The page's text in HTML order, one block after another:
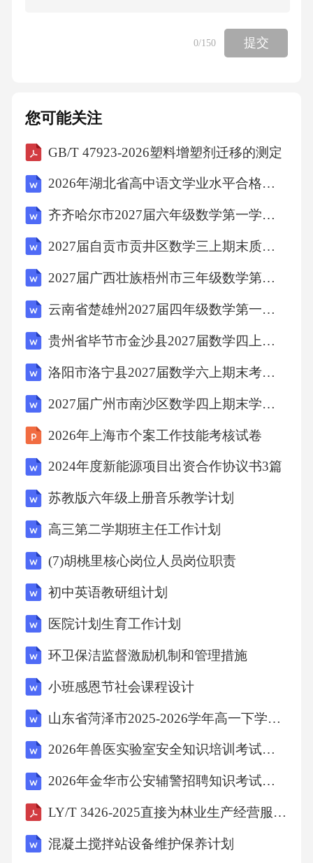
0/150 提交
您可能关注
GB/T 47923-2026塑料增塑剂迁移的测定
2026年湖北省高中语文学业水平合格性模拟卷（一）（文字版含答案）
齐齐哈尔市2027届六年级数学第一学期期末学业质量监测试题含解析
2027届自贡市贡井区数学三上期末质量检测试题含解析
2027届广西壮族梧州市三年级数学第一学期期末调研模拟试题含解析
云南省楚雄州2027届四年级数学第一学期期末质量检测模拟试题含解析
贵州省毕节市金沙县2027届数学四上期末考试试题含解析
洛阳市洛宁县2027届数学六上期末考试模拟试题含解析
2027届广州市南沙区数学四上期末学业质量监测试题含解析
2026年上海市个案工作技能考核试卷
2024年度新能源项目出资合作协议书3篇
苏教版六年级上册音乐教学计划
高三第二学期班主任工作计划
(7)胡桃里核心岗位人员岗位职责
初中英语教研组计划
医院计划生育工作计划
环卫保洁监督激励机制和管理措施
小班感恩节社会课程设计
山东省菏泽市2025-2026学年高一下学期期末考试英语试卷
2026年兽医实验室安全知识培训考试题库(含答案)
2026年金华市公安辅警招聘知识考试题库及答案
LY/T 3426-2025直接为林业生产经营服务工程设施用地规范
混凝土搅拌站设备维护保养计划